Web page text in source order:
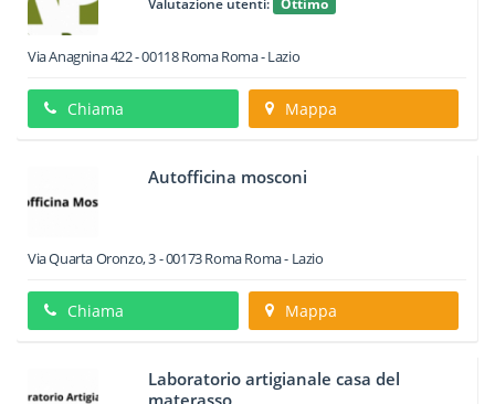
Valutazione utenti: Ottimo
Via Anagnina 422-00118RomaRoma -Lazio
Chiama Mappa
Autofficina mosconi
Via Quarta Oronzo, 3-00173RomaRoma - Lazio
Chiama Mappa
Laboratorio artigianale casa del
materasso